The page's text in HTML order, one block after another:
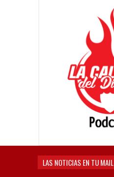
LAS NOTICIAS EN TU MAIL